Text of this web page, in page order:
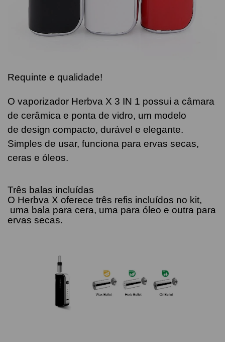
Requinte e qualidade!
O vaporizador Herbva X 3 IN 1 possui a câmara
de cerâmica e ponta de vidro, um modelo
de design compacto, durável e elegante.
Simples de usar, funciona para ervas secas,
ceras e óleos.
Três balas incluídas
O Herbva X oferece três refis incluídos no kit,
uma bala para cera, uma para óleo e outra para
ervas secas.